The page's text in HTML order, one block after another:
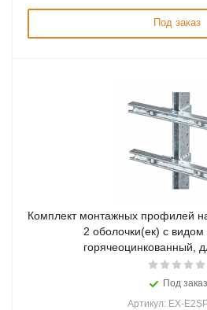
Под заказ
Комплект монтажных профилей
2 оболочки(ек) с
горячеоцинкованный,
Под заказ
Артикул: EX-